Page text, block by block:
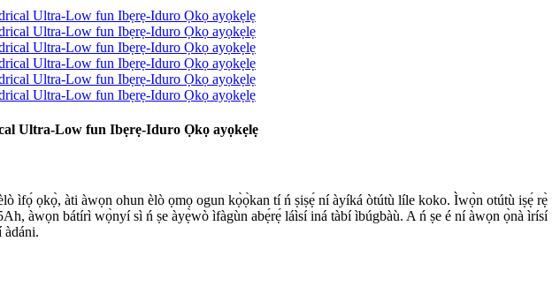
Ultra-Low fun Ibẹrẹ-Iduro Ọkọ ayọkẹlẹ
ìfọ́ ọkọ̀, àti àwọn ohun èlò ọmọ ogun kọ̀ọ̀kan tí ń ṣiṣẹ́ ní àyíká òtútù líle koko. Ìwọ̀n otútù iṣẹ́ rẹ̀
àwọn bátírì wọ̀nyí sì ń ṣe àyẹ̀wò ìfàgùn abẹ́rẹ́ láìsí iná tàbí ìbúgbàù. A ń ṣe é ní àwọn ọ̀nà ìrísí
àdáni.